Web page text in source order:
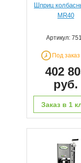
Шприц
MR40
Артикул:
Под заказ
402
руб.
Заказ в 1